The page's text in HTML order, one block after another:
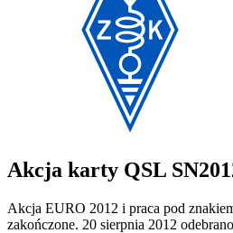
Akcja karty QSL
Akcja EURO 2012 i praca pod
zakończone. 20 sierpnia 2012